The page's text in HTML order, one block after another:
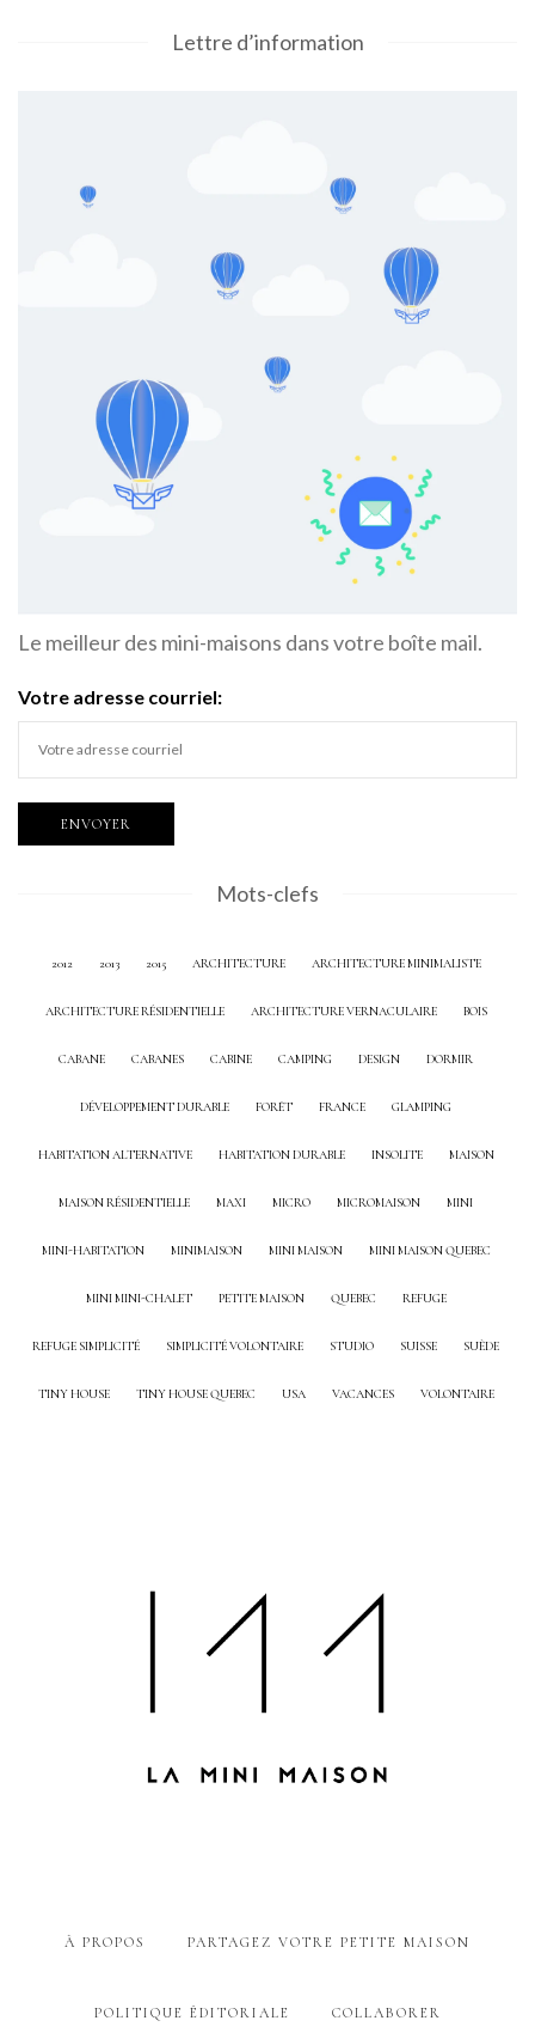
Lettre d’information
Le meilleur des mini-maisons dans votre boîte mail.
Votre adresse courriel:
Mots-clefs
2012 2013 2015 ARCHITECTURE ARCHITECTURE MINIMALISTE
ARCHITECTURE RÉSIDENTIELLE ARCHITECTURE VERNACULAIRE BOIS
CABANE CABANES CABINE CAMPING DESIGN DORMIR
DÉVELOPPEMENT DURABLE FORÊT FRANCE GLAMPING
HABITATION ALTERNATIVE HABITATION DURABLE INSOLITE MAISON
MAISON RÉSIDENTIELLE MAXI MICRO MICROMAISON MINI
MINI-HABITATION MINIMAISON MINI MAISON MINI MAISON QUEBEC
MINI MINI-CHALET PETITE MAISON QUEBEC REFUGE
REFUGE SIMPLICITÉ SIMPLICITÉ VOLONTAIRE STUDIO SUISSE SUÈDE
TINY HOUSE TINY HOUSE QUEBEC USA VACANCES VOLONTAIRE
À PROPOS PARTAGEZ VOTRE PETITE MAISON
POLITIQUE ÉDITORIALE COLLABORER